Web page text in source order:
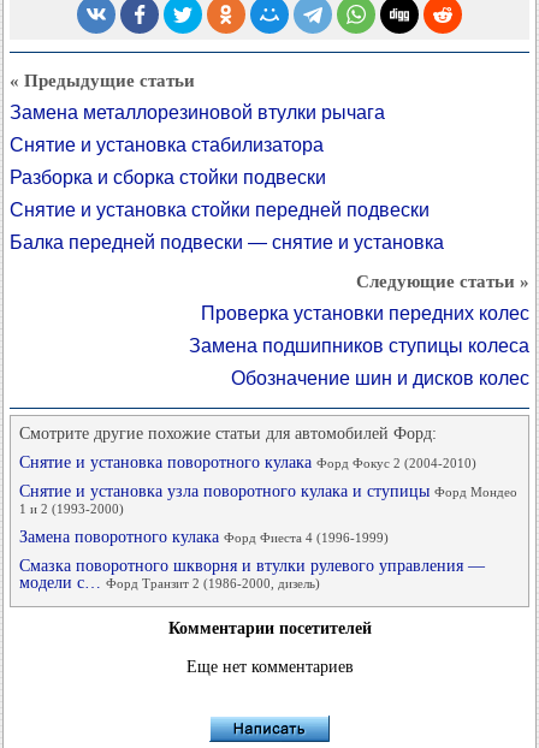
« Предыдущие статьи
Замена металлорезиновой втулки рычага
Снятие и установка стабилизатора
Разборка и сборка стойки подвески
Снятие и установка стойки передней подвески
Балка передней подвески — снятие и установка
Следующие статьи »
Проверка установки передних колес
Замена подшипников ступицы колеса
Обозначение шин и дисков колес
Смотрите другие похожие статьи для автомобилей Форд:
Снятие и установка поворотного кулака Форд Фокус 2 (2004-2010)
Снятие и установка узла поворотного кулака и ступицы Форд Мондео
1 и 2 (1993-2000)
Замена поворотного кулака Форд Фиеста 4 (1996-1999)
Смазка поворотного шкворня и втулки рулевого управления —
модели с… Форд Транзит 2 (1986-2000, дизель)
Комментарии посетителей
Еще нет комментариев